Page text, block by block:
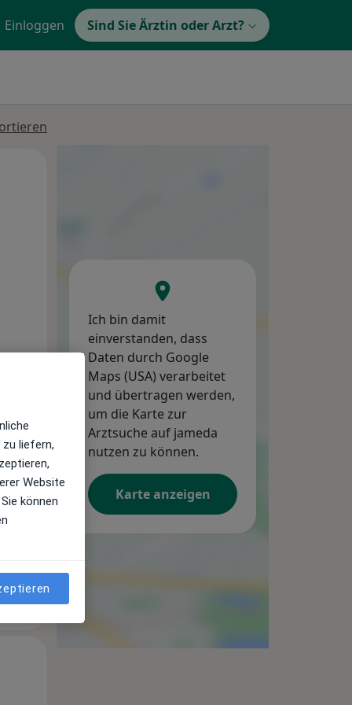
Einloggen Sind Sie Ärztin oder Arzt?
Di,
11 Aug
Mi,
12 Aug
Ich bin damit
einverstanden, dass
Daten durch Google
Maps (USA) verarbeitet
und übertragen werden,
um die Karte zur
Arztsuche auf jameda
nutzen zu können.
Karte anzeigen
liefern,
Website
können